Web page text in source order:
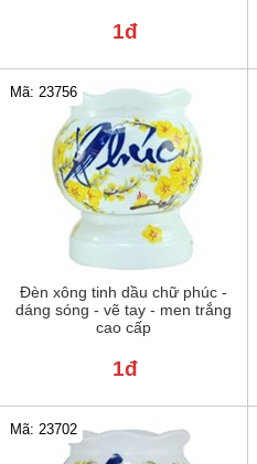
1đ
Đèn xông tinh dầu chữ phúc -
dáng sóng - vẽ tay - men trắng
cao cấp
Mã: 23756
1đ
Mã: 23702